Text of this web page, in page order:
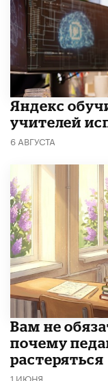
​Яндекс
учителей
6 АВГУСТА
​Вам не
почему
растеряться
1 ИЮНЯ